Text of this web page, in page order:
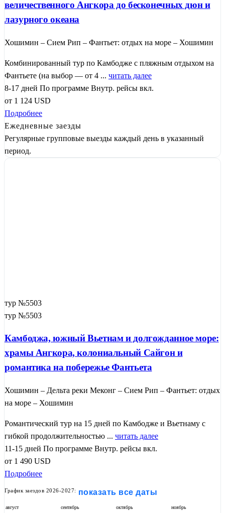
величественного Ангкора до бесконечных дюн и
лазурного океана
Хошимин – Сием Рип – Фантьет: отдых на море – Хошимин
Комбинированный тур по Камбодже с пляжным отдыхом на
Фантьете (на выбор — от 4 ... читать далее
8-17 дней По программе Внутр. рейсы вкл.
от 1 124 USD
Подробнее
Ежедневные заезды
Регулярные групповые выезды каждый день в указанный
период.
тур №5503
тур №5503
Камбоджа, южный Вьетнам и долгожданное море:
храмы Ангкора, колониальный Сайгон и
романтика на побережье Фантьета
Хошимин – Дельта реки Меконг – Сием Рип – Фантьет: отдых
на море – Хошимин
Романтический тур на 15 дней по Камбодже и Вьетнаму с
гибкой продолжительностью ... читать далее
11-15 дней По программе Внутр. рейсы вкл.
от 1 490 USD
Подробнее
График заездов 2026-2027: показать все даты
август сентябрь октябрь ноябрь